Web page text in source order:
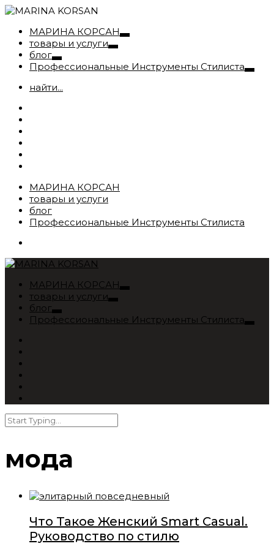
МАРИНА КОРСАН
товары и услуги
блог
Профессиональные Инструменты Стилиста
найти...
МАРИНА КОРСАН
товары и услуги
блог
Профессиональные Инструменты Стилиста
МАРИНА КОРСАН
товары и услуги
блог
Профессиональные Инструменты Стилиста
мода
Что Такое Женский Smart Casual.
Руководство по стилю